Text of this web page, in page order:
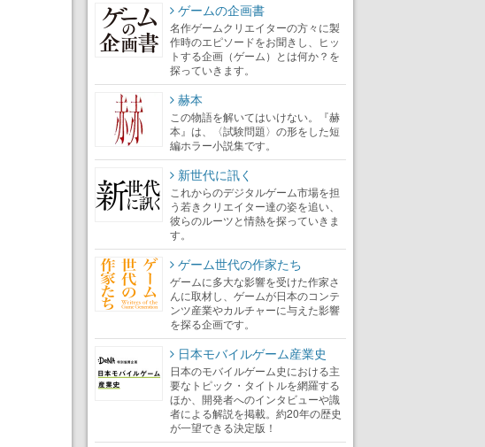
ゲームの企画書
名作ゲームクリエイターの方々に製
作時のエピソードをお聞きし、ヒッ
トする企画（ゲーム）とは何か？を
探っていきます。
赫本
この物語を解いてはいけない。『赫
本』は、〈試験問題〉の形をした短
編ホラー小説集です。
新世代に訊く
これからのデジタルゲーム市場を担
う若きクリエイター達の姿を追い、
彼らのルーツと情熱を探っていきま
す。
ゲーム世代の作家たち
ゲームに多大な影響を受けた作家さ
んに取材し、ゲームが日本のコンテ
ンツ産業やカルチャーに与えた影響
を探る企画です。
日本モバイルゲーム産業史
日本のモバイルゲーム史における主
要なトピック・タイトルを網羅する
ほか、開発者へのインタビューや識
者による解説を掲載。約20年の歴史
が一望できる決定版！